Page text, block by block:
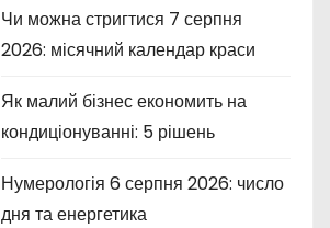
Чи можна стригтися 7 серпня
2026: місячний календар краси
Як малий бізнес економить на
кондиціонуванні: 5 рішень
Нумерологія 6 серпня 2026: число
дня та енергетика